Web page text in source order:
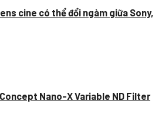
cine có thể đổi ngàm giữa Sony,
Nano-X Variable ND Filter